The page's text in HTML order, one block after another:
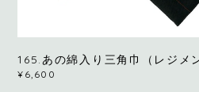
165.あの綿入り三角巾（レジメ
¥6,600